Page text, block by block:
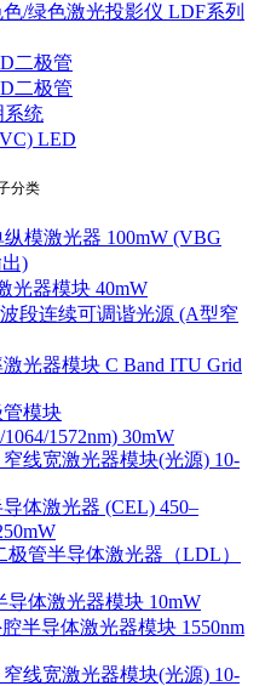
/绿色激光投影仪 LDF系列
二极管
二极管
系统
LED
分类
模激光器 100mW (VBG
)
光器模块 40mW
段连续可调谐光源 (A型窄
光器模块 C Band ITU Grid
模块
1572nm) 30mW
窄线宽激光器模块(光源) 10-
体激光器 (CEL) 450–
管半导体激光器（LDL）
导体激光器模块 10mW
半导体激光器模块 1550nm
窄线宽激光器模块(光源) 10-